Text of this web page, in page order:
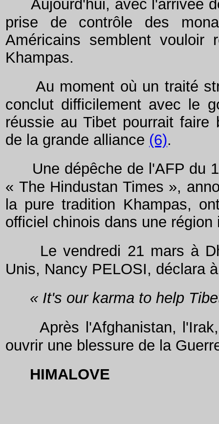
Aujourd'hui, avec l'arrivée
prise de contrôle des
Américains semblent vouloir
Khampas.
Au moment où un traité
conclut difficilement avec le
réussie au Tibet pourrait
de la grande alliance (6).
Une dépêche de l'AFP du
« The Hindustan Times »,
la pure tradition Khampas,
officiel chinois dans une région
Le vendredi 21 mars à
Unis, Nancy PELOSI, déclara
« It's our karma to help
Après l'Afghanistan,
ouvrir une blessure de la
HIMALOVE